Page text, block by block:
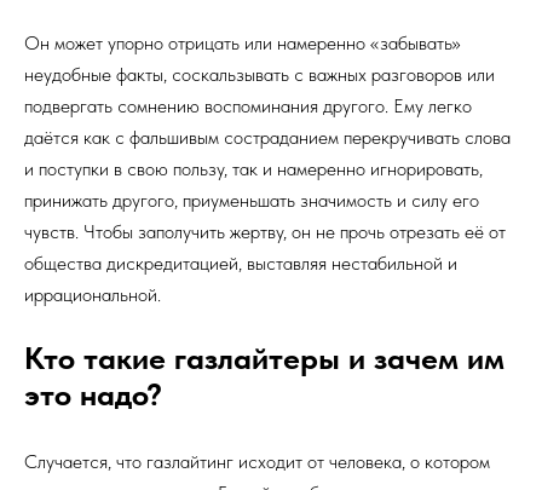
Он может упорно отрицать или намеренно «забывать»
неудобные факты, соскальзывать с важных разговоров или
подвергать сомнению воспоминания другого. Ему легко
даётся как с фальшивым состраданием перекручивать слова
и поступки в свою пользу, так и намеренно игнорировать,
принижать другого, приуменьшать значимость и силу его
чувств. Чтобы заполучить жертву, он не прочь отрезать её от
общества дискредитацией, выставляя нестабильной и
иррациональной.
Кто такие газлайтеры и зачем им
это надо?
Случается, что газлайтинг исходит от человека, о котором